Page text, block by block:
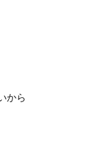
から